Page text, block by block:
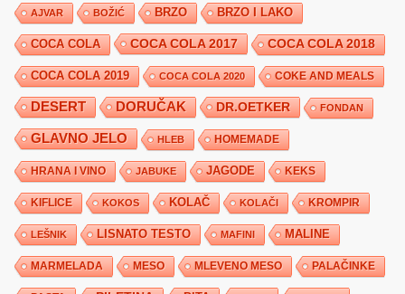
AJVAR BOŽIĆ BRZO BRZO I LAKO
COCA COLA COCA COLA 2017 COCA COLA 2018
COCA COLA 2019 COCA COLA 2020 COKE AND MEALS
DESERT DORUČAK DR.OETKER FONDAN
GLAVNO JELO HLEB HOMEMADE
HRANA I VINO JABUKE JAGODE KEKS
KIFLICE KOKOS KOLAČ KOLAČI KROMPIR
LEŠNIK LISNATO TESTO MAFINI MALINE
MARMELADA MESO MLEVENO MESO PALAČINKE